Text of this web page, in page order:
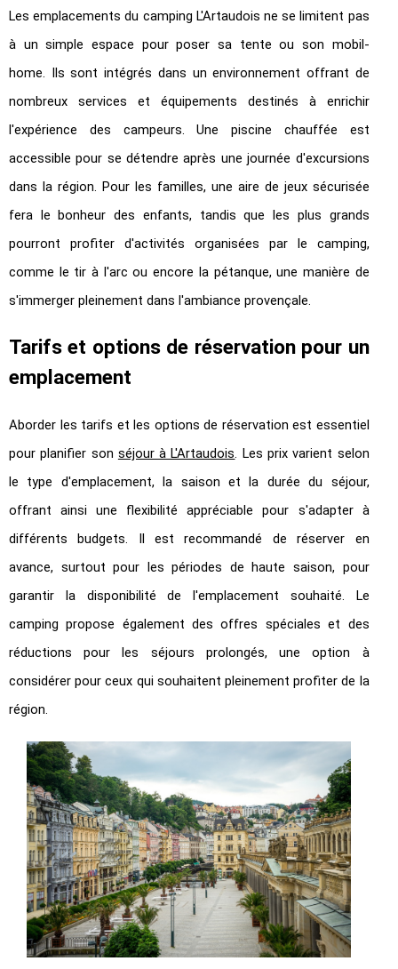
Les emplacements du camping L'Artaudois ne se limitent pas
à un simple espace pour poser sa tente ou son mobil-
home. Ils sont intégrés dans un environnement offrant de
nombreux services et équipements destinés à enrichir
l'expérience des campeurs. Une piscine chauffée est
accessible pour se détendre après une journée d'excursions
dans la région. Pour les familles, une aire de jeux sécurisée
fera le bonheur des enfants, tandis que les plus grands
pourront profiter d'activités organisées par le camping,
comme le tir à l'arc ou encore la pétanque, une manière de
s'immerger pleinement dans l'ambiance provençale.
Tarifs et options de réservation pour un
emplacement
Aborder les tarifs et les options de réservation est essentiel
pour planifier son séjour à L'Artaudois. Les prix varient selon
le type d'emplacement, la saison et la durée du séjour,
offrant ainsi une flexibilité appréciable pour s'adapter à
différents budgets. Il est recommandé de réserver en
avance, surtout pour les périodes de haute saison, pour
garantir la disponibilité de l'emplacement souhaité. Le
camping propose également des offres spéciales et des
réductions pour les séjours prolongés, une option à
considérer pour ceux qui souhaitent pleinement profiter de la
région.